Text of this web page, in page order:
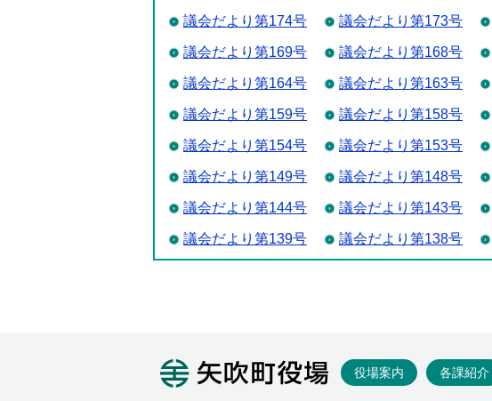
議会だより第174号 議会だより第173号
議会だより第169号 議会だより第168号
議会だより第164号 議会だより第163号
議会だより第159号 議会だより第158号
議会だより第154号 議会だより第153号
議会だより第149号 議会だより第148号
議会だより第144号 議会だより第143号
議会だより第139号 議会だより第138号
矢吹町役場
役場案内 各課紹介